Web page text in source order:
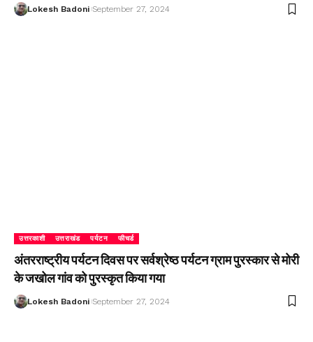
Lokesh Badoni September 27, 2024
उत्तरकाशी उत्तराखंड पर्यटन फीचर्ड
अंतरराष्ट्रीय पर्यटन दिवस पर सर्वश्रेष्ठ पर्यटन ग्राम पुरस्कार से मोरी
के जखोल गांव को पुरस्कृत किया गया
Lokesh Badoni September 27, 2024